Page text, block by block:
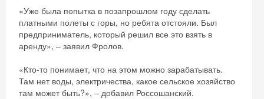
«Уже была попытка в позапрошлом году сделать
платными полеты с горы, но ребята отстояли. Был
предприниматель, который решил все это взять в
аренду», – заявил Фролов.
«Кто-то понимает, что на этом можно зарабатывать.
Там нет воды, электричества, какое сельское хозяйство
там может быть?», – добавил Россошанский.
Скидка −5%
Хочешь дешевле? Оставь почту и получи
промокод на первое бронирование!